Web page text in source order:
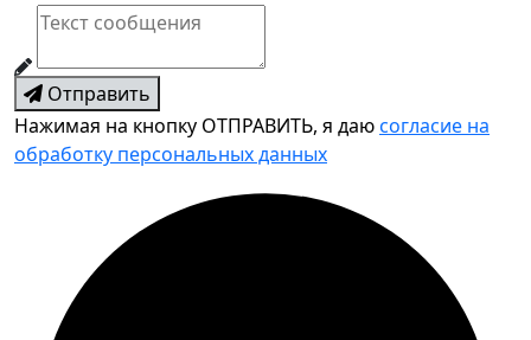
Отправить
Нажимая на кнопку ОТПРАВИТЬ, я даюсогласие на
обработку персональных данных